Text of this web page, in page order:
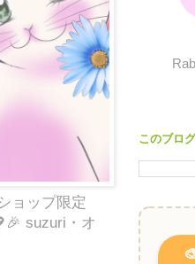
ョップ限定
suzuri・オ
このブロ